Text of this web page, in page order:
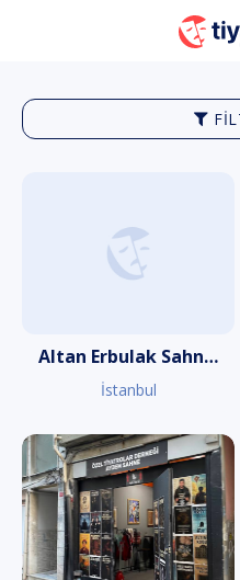
Altan Erbulak Sahnesi
İstanbul